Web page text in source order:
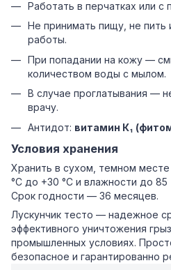
Работать в перчатках или
Не принимать пищу, не пить
работы.
При попадании на кожу —
количеством воды с мылом.
В случае проглатывания —
врачу.
Антидот: витамин К₁
Условия хранения
Хранить в сухом, темном
°C до +30 °C и влажности до 85
Срок годности — 36 месяцев.
Лускунчик тесто — надежное
эффективного уничтожения
промышленных условиях.
безопасное и гарантированно